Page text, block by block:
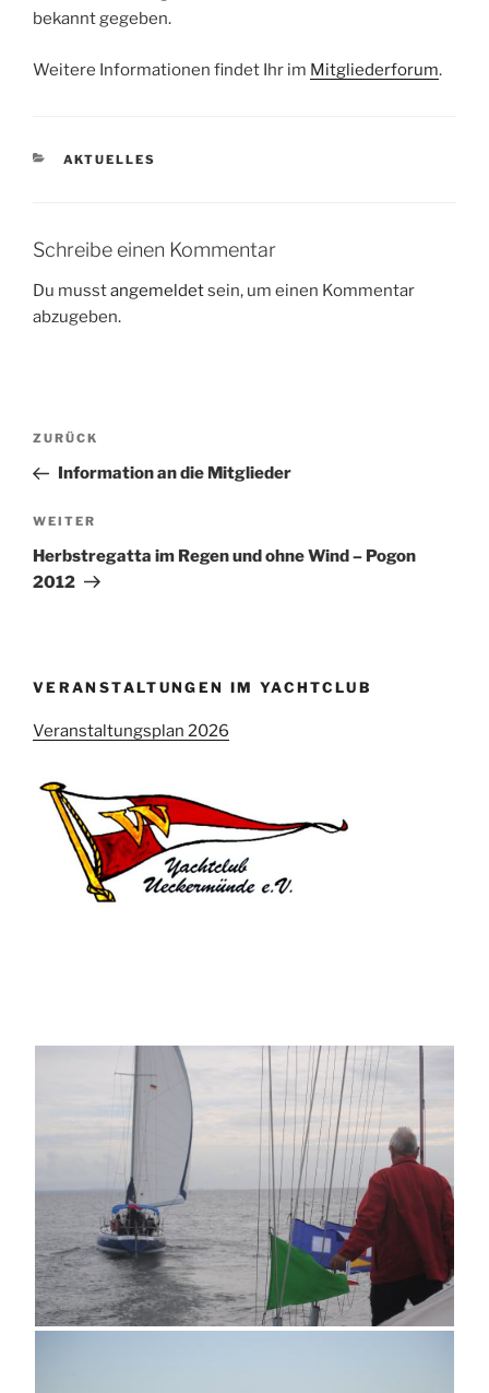
bekannt gegeben.
Weitere Informationen findet Ihr im Mitgliederforum.
KATEGORIEN
AKTUELLES
Schreibe einen Kommentar
Du musstangemeldetsein, um einen Kommentar
abzugeben.
Beitragsnavigation
Vorheriger
Beitrag
ZURÜCK
Information an die Mitglieder
Nächster
Beitrag
WEITER
Herbstregatta im Regen und ohne Wind – Pogon
2012
VERANSTALTUNGEN IM YACHTCLUB
Veranstaltungsplan 2026